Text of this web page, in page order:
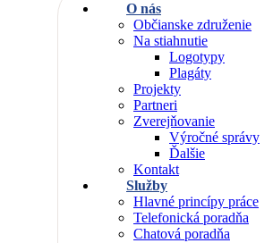
O nás
Občianske združenie
Na stiahnutie
Logotypy
Plagáty
Projekty
Partneri
Zverejňovanie
Výročné správy
Ďalšie
Kontakt
Služby
Hlavné princípy práce
Telefonická poradňa
Chatová poradňa